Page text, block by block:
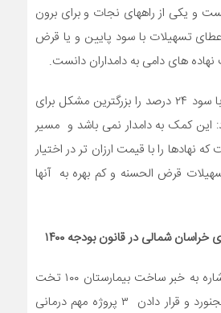
و یکی از راههای نجات و برای برون
تسهیلات با سود پایین و یا قرض
های دامی به دامداران دانست.
وی اعطای تسهیلات با سود ۲۴ درصد را بزرگترین مشکل برای
این کمک به دامدار نمی باشد و مسیر
نهادها را با قیمت ارزان تر در اختیار
قرض الحسنه و کم بهره به آنها
سید محمد پاکمهر با اشاره به خبر ساخت بیمارستان ۱۰۰ تخت
خوابی بنت الهدی در بجنورد و قرار دادن ۳ پروژه مهم درمانی